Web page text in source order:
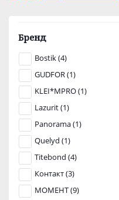
Бренд
Bostik (4)
GUDFOR (1)
KLEI*MPRO (1)
Lazurit (1)
Panorama (1)
Quelyd (1)
Titebond (4)
Контакт (3)
МОМЕНТ (9)